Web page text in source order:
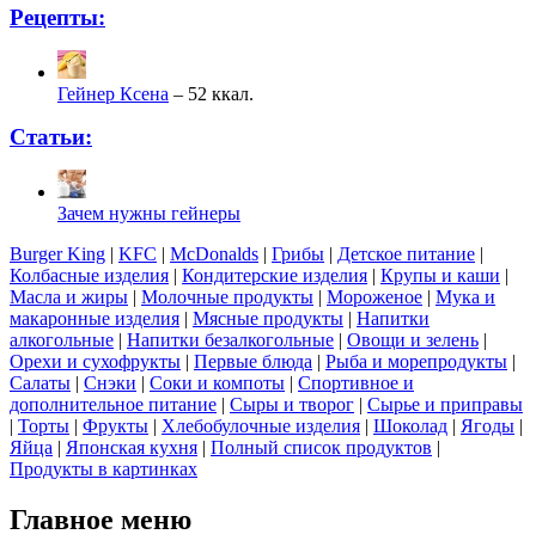
Рецепты:
Гейнер Ксена – 52 ккал.
Статьи:
Зачем нужны гейнеры
Burger King | KFC | McDonalds | Грибы | Детское питание |
Колбасные изделия | Кондитерские изделия | Крупы и каши |
Масла и жиры | Молочные продукты | Мороженое | Мука и
макаронные изделия | Мясные продукты | Напитки
алкогольные | Напитки безалкогольные | Овощи и зелень |
Орехи и сухофрукты | Первые блюда | Рыба и морепродукты |
Салаты | Снэки | Соки и компоты | Спортивное и
дополнительное питание | Сыры и творог | Сырье и приправы
| Торты | Фрукты | Хлебобулочные изделия | Шоколад | Ягоды |
Яйца | Японская кухня | Полный список продуктов |
Продукты в картинках
Главное меню